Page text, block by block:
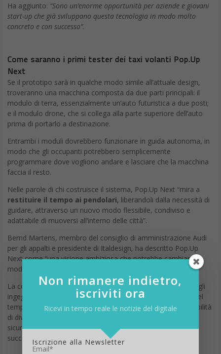
Ha aggiunto: “Sono un’enorme opportunità per aziende e giovani
start-up che già sviluppano questa tecnologia in modo molto
concreto e con successo”.
Come saranno i primi tester dei taxi volanti Pop.Up
Next
Se il prototipo sarà in qualche modo simile all’attuale design,
troveranno una macchina composta da due parti principali: il
modulo di terra, essenzialmente un’auto futuristica a due posti;
e il modulo drone, che si collega alla parte superiore dell’auto
prima di portarlo a destinazione.
Entrambi i moduli dovrebbero funzionare in guida autonoma, in
modo che gli occupanti potrebbero semplicemente
programmare dove vogliono andare e lasciare che la macchina
faccia il resto.
Nelle parole di chi costruisce il sistema, Pop.Up Next “mira a
restituire il tempo ai pendolari, liberandoli dalla necessità di
guidare, attraverso un nuovo modo flessibile, condiviso e
adattabile di muoversi all’interno delle città”.
Bernd Martens, membro del consiglio di amministrazione Audi
per gli appalti e presidente di Italdesign, ha descritto Pop.Up
Next come “una visione ambiziosa che potrebbe cambiare in
modo permanente la nostra vita urbana in futuro”.
La complessità del sistema presenta molte grandi sfide per gli
ingegneri che lavorano al progetto, e significa che ci vorrà del
tempo prima di sapere con certezza se abbia qualche possibilità
di diventare uno scenario comune nelle nostre città, ma è
sicuramente fantastico vedere il progetto passare alla fase
successiva di sviluppo.
Non rimanere indietro,
iscriviti ora
Ricevi in tempo reale le notizie del digitale
Iscrizione alla Newsletter
Email*